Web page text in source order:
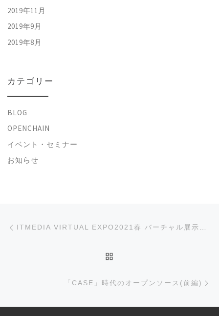
2019年11月
2019年9月
2019年8月
カテゴリー
BLOG
OPENCHAIN
イベント・セミナー
お知らせ
投稿ナビゲーション ITMEDIA VIRTUAL EXPO2021春 バーチャル展示会に出展
「CASE」時代のオープンソース(前編)